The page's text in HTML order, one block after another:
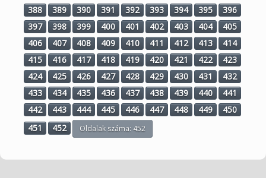
388
389 390 391 392 393 394 395
396
397
398 399 400 401 402 403 404
405
406
407 408 409 410 411 412 413
414
415
416 417 418 419 420 421 422
423
424
425 426 427 428 429 430 431
432
433
434 435 436 437 438 439 440
441
442
443 444 445 446 447 448 449
450
451
452 Oldalak száma: 452